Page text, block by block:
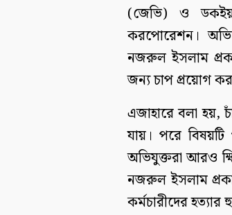
(জেভি) ও
করপোরেশন।
নজরুল ইসলাম
জন্য চাপ প্রয়োগ
এজাহারে বলা হয়,
যায়। পরে
অভিযুক্তরা আরও
নজরুল ইসলাম
কর্মচারীদের